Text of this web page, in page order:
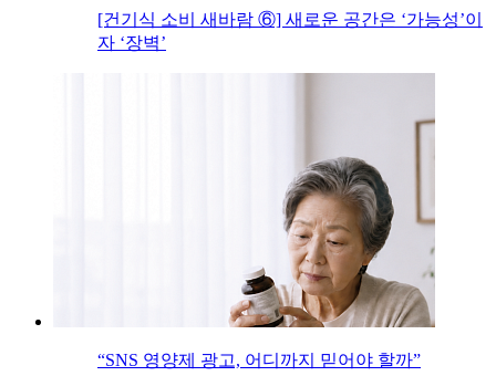
[건기식 소비 새바람 ⑥] 새로운 공간은 ‘가능성’이
자 ‘장벽’
“SNS 영양제 광고, 어디까지 믿어야 할까”